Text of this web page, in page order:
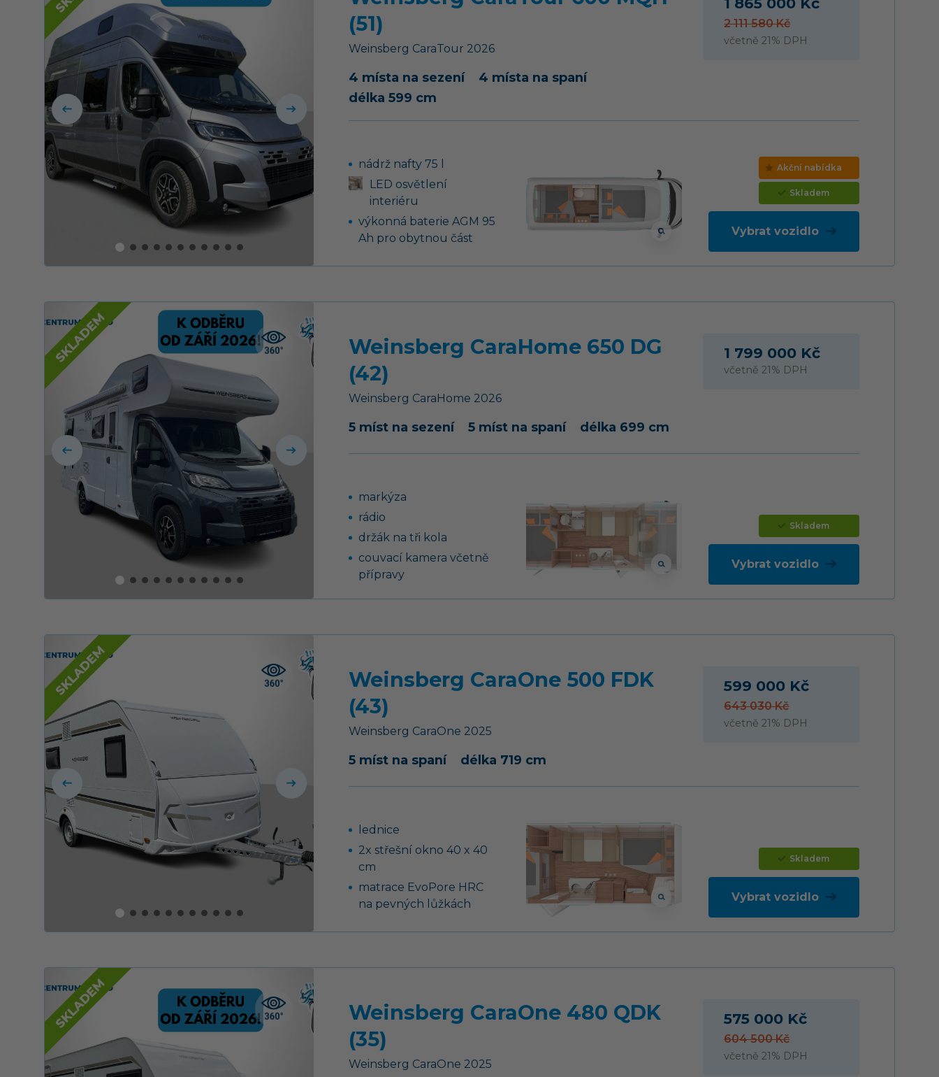
(51)
Weinsberg CaraTour 2026
4 místa na sezení
4 místa na spaní
délka 599 cm
2 111 580 Kč
včetně 21% DPH
nádrž nafty 75 l
LED osvětlení
interiéru
výkonná baterie AGM 95
Ah pro obytnou část
skříňka pro 2 PB lahve
(2x 11 kg)
centrální zamykání
dveří s dálkovým
ovládáním
topení Truma Combi 4 s
integrovaným 10 l
bojlerem (podle
dvouhořákový vařič s
pojistkou hoření a se
skleněným krytem
10 let
„Tiberino“
rozvod teplého
vzduchu 12 V
bílá barva karoserie
pěnové matrace na
laťovém roštu na
pevných lůžkách
95 l nebo 75 l (podle
Akční nabídka
Skladem
Vybrat vozidlo
Weinsberg CaraHome 650 DG
(42)
Weinsberg CaraHome 2026
5 míst na sezení 5 míst na spaní délka 699 cm
1 799 000 Kč
včetně 21% DPH
markýza
rádio
držák na tři kola
couvací kamera včetně
přípravy
Skladem
Vybrat vozidlo
Weinsberg CaraOne 500 FDK
(43)
Weinsberg CaraOne 2025
5 míst na spaní délka 719 cm
599 000 Kč
643 030 Kč
včetně 21% DPH
lednice
2x střešní okno 40 x 40
cm
matrace EvoPore HRC
na pevných lůžkách
vpředu a vzadu, 14“
ocelové disky kol
záruka těsnosti nástavby
10 let
Skladem
Vybrat vozidlo
Weinsberg CaraOne 480 QDK
(35)
Weinsberg CaraOne 2025
575 000 Kč
604 500 Kč
včetně 21% DPH